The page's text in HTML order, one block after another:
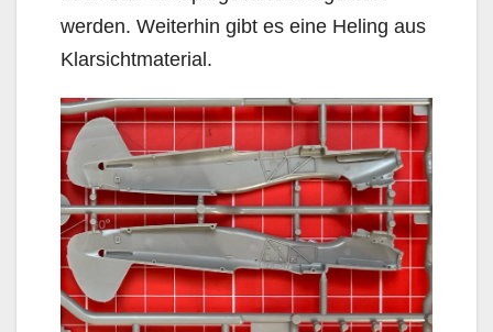
werden. Weiterhin gibt es eine Heling aus
Klarsichtmaterial.